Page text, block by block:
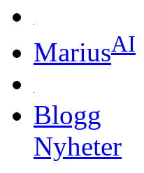
MariusAI
Blogg
Nyheter